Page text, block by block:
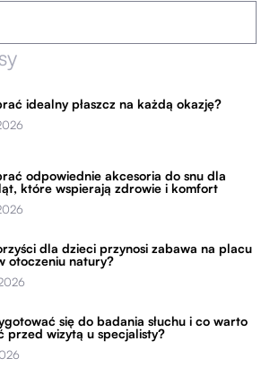
idealny płaszcz na każdą okazję?
odpowiednie akcesoria do snu dla
które wspierają zdrowie i komfort
dla dzieci przynosi zabawa na placu
otoczeniu natury?
się do badania słuchu i co warto
przed wizytą u specjalisty?